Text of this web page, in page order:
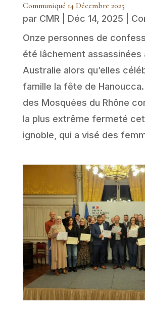
Communiqué 14 Décembre 2025
par CMR Déc 14, 2025
Onze personnes de
été lâchement assassinées
Australie alors qu’elles
famille la fête de
des Mosquées du Rhône
la plus extrême fermeté
ignoble, qui a visé des